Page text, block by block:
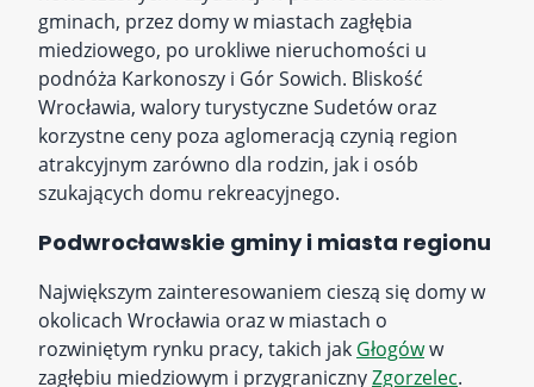
gminach, przez domy w miastach zagłębia
miedziowego, po urokliwe nieruchomości u
podnóża Karkonoszy i Gór Sowich. Bliskość
Wrocławia, walory turystyczne Sudetów oraz
korzystne ceny poza aglomeracją czynią region
atrakcyjnym zarówno dla rodzin, jak i osób
szukających domu rekreacyjnego.
Podwrocławskie gminy i miasta regionu
Największym zainteresowaniem cieszą się domy w
okolicach Wrocławia oraz w miastach o
rozwiniętym rynku pracy, takich jak Głogóww
zagłębiu miedziowym i przygranicznyZgorzelec.